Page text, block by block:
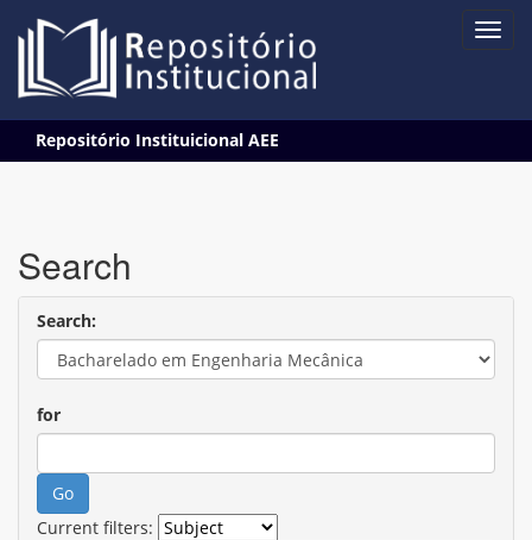
navigation
Repositório Instituicional AEE
Search
Search:
for
Current filters: